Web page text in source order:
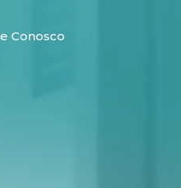
Conosco